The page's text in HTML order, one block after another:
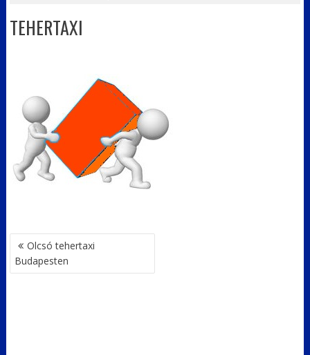
TEHERTAXI
BEJEGYZÉS
NAVIGÁCIÓ
Olcsó tehertaxi
Budapesten